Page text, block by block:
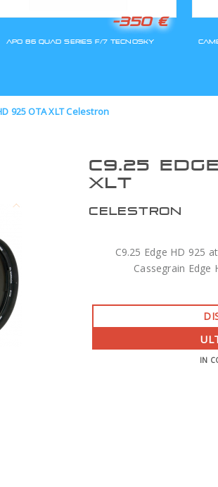
925 OTA XLT Celestron
C9.25
XLT
CELESTRON
C9.25 Edge HD 925
Cassegrain
IN